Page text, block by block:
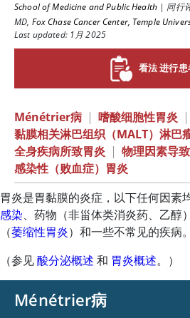
School of Medicine and Public Health | 同行
MD, Fox Chase Cancer Center, Temple
Last updated: 1月 2025
看法 进行患
Ménétrier病 | 嗜酸细胞性胃炎 |
黏膜相关淋巴组织（MALT）淋巴
全身疾病所致胃炎 | 物理因素导
感染性（败血症）胃炎
胃炎是胃黏膜的炎症，以下任何因素
感染、药物（非甾体类消炎药、乙醇
（萎缩性胃炎）和一些不常见的疾病。
（参见酸分泌概述 和 胃炎概述。）
Ménétrier病